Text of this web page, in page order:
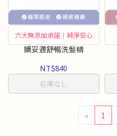
六大無添加承諾｜純淨安心
嫡妥適舒暢洗髮精
NT$840
在庫なし
« 1